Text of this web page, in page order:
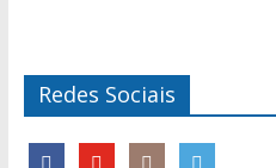
Redes Sociais